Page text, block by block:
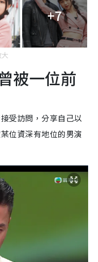
+7
被一位前
受訪問，分享自己以
位資深有地位的男演